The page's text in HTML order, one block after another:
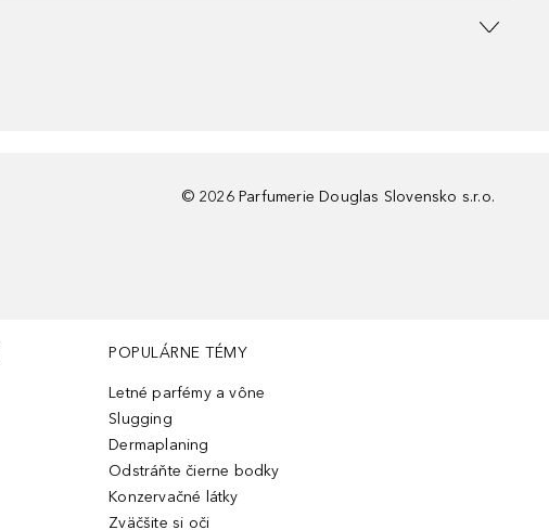
© 2026 Parfumerie Douglas Slovensko s.r.o.
POPULÁRNE TÉMY
Letné parfémy a vône
Slugging
Dermaplaning
Odstráňte čierne bodky
Konzervačné látky
Zväčšite si oči